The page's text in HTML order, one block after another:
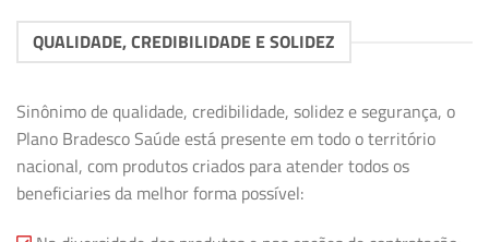
QUALIDADE, CREDIBILIDADE E SOLIDEZ
Sinônimo de qualidade, credibilidade, solidez e segurança, o
Plano Bradesco Saúde está presente em todo o território
nacional, com produtos criados para atender todos os
beneficiaries da melhor forma possível: